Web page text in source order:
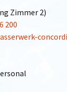
Zimmer 2)
200